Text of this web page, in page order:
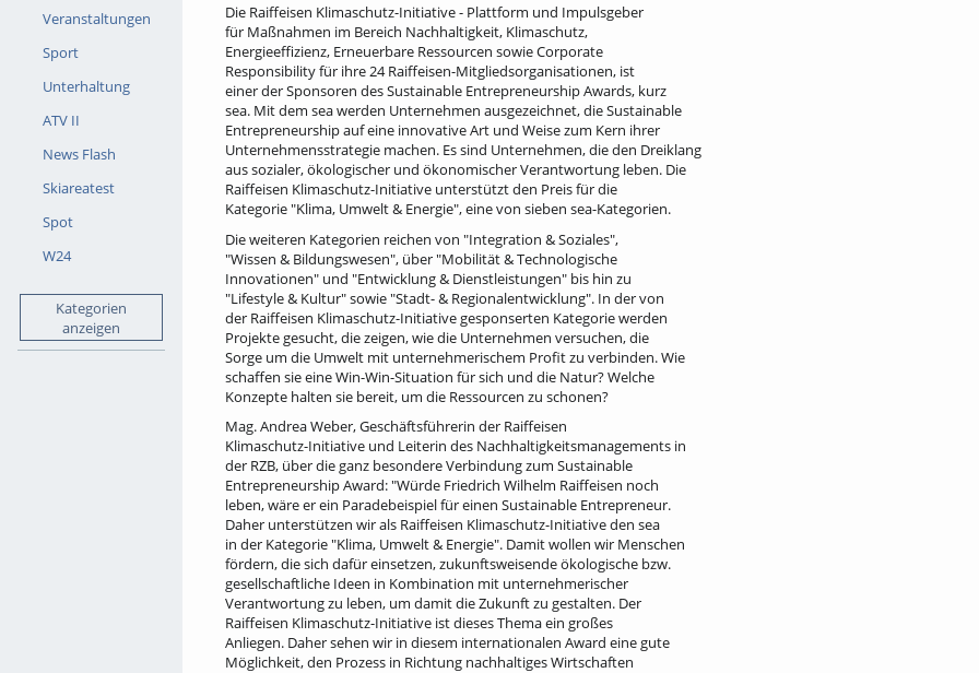
Veranstaltungen
Sport
Unterhaltung
ATV II
News Flash
Skiareatest
Spot
W24
Kategorien
anzeigen
Die Raiffeisen Klimaschutz-Initiative - Plattform und Impulsgeber
für Maßnahmen im Bereich Nachhaltigkeit, Klimaschutz,
Energieeffizienz, Erneuerbare Ressourcen sowie Corporate
Responsibility für ihre 24 Raiffeisen-Mitgliedsorganisationen, ist
einer der Sponsoren des Sustainable Entrepreneurship Awards, kurz
sea. Mit dem sea werden Unternehmen ausgezeichnet, die Sustainable
Entrepreneurship auf eine innovative Art und Weise zum Kern ihrer
Unternehmensstrategie machen. Es sind Unternehmen, die den Dreiklang
aus sozialer, ökologischer und ökonomischer Verantwortung leben. Die
Raiffeisen Klimaschutz-Initiative unterstützt den Preis für die
Kategorie "Klima, Umwelt & Energie", eine von sieben sea-Kategorien.
Die weiteren Kategorien reichen von "Integration & Soziales",
"Wissen & Bildungswesen", über "Mobilität & Technologische
Innovationen" und "Entwicklung & Dienstleistungen" bis hin zu
"Lifestyle & Kultur" sowie "Stadt- & Regionalentwicklung". In der von
der Raiffeisen Klimaschutz-Initiative gesponserten Kategorie werden
Projekte gesucht, die zeigen, wie die Unternehmen versuchen, die
Sorge um die Umwelt mit unternehmerischem Profit zu verbinden. Wie
schaffen sie eine Win-Win-Situation für sich und die Natur? Welche
Konzepte halten sie bereit, um die Ressourcen zu schonen?
Mag. Andrea Weber, Geschäftsführerin der Raiffeisen
Klimaschutz-Initiative und Leiterin des Nachhaltigkeitsmanagements in
der RZB, über die ganz besondere Verbindung zum Sustainable
Entrepreneurship Award: "Würde Friedrich Wilhelm Raiffeisen noch
leben, wäre er ein Paradebeispiel für einen Sustainable Entrepreneur.
Daher unterstützen wir als Raiffeisen Klimaschutz-Initiative den sea
in der Kategorie "Klima, Umwelt & Energie". Damit wollen wir Menschen
fördern, die sich dafür einsetzen, zukunftsweisende ökologische bzw.
gesellschaftliche Ideen in Kombination mit unternehmerischer
Verantwortung zu leben, um damit die Zukunft zu gestalten. Der
Raiffeisen Klimaschutz-Initiative ist dieses Thema ein großes
Anliegen. Daher sehen wir in diesem internationalen Award eine gute
Möglichkeit, den Prozess in Richtung nachhaltiges Wirtschaften